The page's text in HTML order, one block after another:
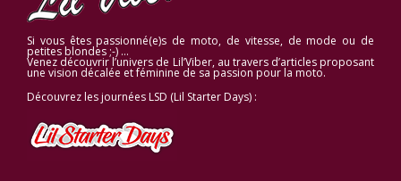
Si vous êtes passionné(e)s de moto, de vitesse, de mode ou de
petites blondes ;-) …
Venez découvrir l’univers de Lil’Viber, au travers d’articles proposant
une vision décalée et féminine de sa passion pour la moto.
Découvrez les journées LSD (Lil Starter Days) :